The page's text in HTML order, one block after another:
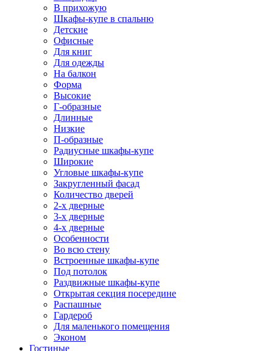
В прихожую
Шкафы-купе в спальню
Детские
Офисные
Для книг
Для одежды
На балкон
Форма
Высокие
Г-образные
Длинные
Низкие
П-образные
Радиусные шкафы-купе
Широкие
Угловые шкафы-купе
Закругленный фасад
Количество дверей
2-х дверные
3-х дверные
4-х дверные
Особенности
Во всю стену
Встроенные шкафы-купе
Под потолок
Раздвижные шкафы-купе
Открытая секция посередине
Распашные
Гардероб
Для маленького помещения
Эконом
Гостиные